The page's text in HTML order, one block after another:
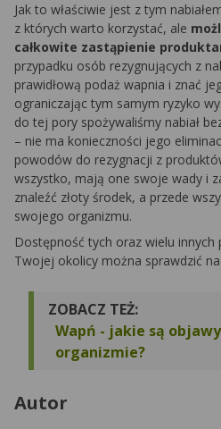
Jak to właściwie jest z tym
z których warto korzystać, ale
całkowite zastąpienie
przypadku osób rezygnujących z
prawidłową podaż wapnia i znać
ograniczając tym samym ryzyko
do tej pory spożywaliśmy nabiał
– nie ma konieczności jego
powodów do rezygnacji z
wszystko, mają one swoje wady i
znaleźć złoty środek, a przede
swojego organizmu.
Dostępność tych oraz wielu
Twojej okolicy można sprawdzić
ZOBACZ TEŻ:
Wapń - jakie są
organizmie?
Autor